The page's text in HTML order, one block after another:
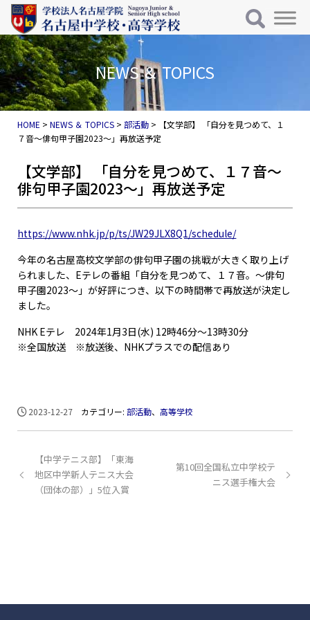
コンテンツへスキップ
メインナビゲーション
NEWS ＆ TOPICS
HOME >NEWS ＆ TOPICS >部活動 >
【文学部】 「自分を見つめて、１
７音～俳句甲子園2023～」再放送予定
【文学部】 「自分を見つめて、１７音～
俳句甲子園2023～」再放送予定
https://www.nhk.jp/p/ts/JW29JLX8Q1/schedule/
今年の名古屋高校文学部の俳句甲子園の挑戦が大きく取り上げ
られました、Eテレの番組「自分を見つめて、１７音。～俳句
甲子園2023～」が好評につき、以下の時間帯で再放送が決定し
ました。
NHK Eテレ 2024年1月3日(水) 12時46分～13時30分
※全国放送 ※放送後、NHKプラスでの配信あり
2023-12-27 カテゴリー:部活動、高等学校
【中学テニス部】「東海
地区中学新人テニス大会
（団体の部）」5位入賞
第10回全国私立中学校テ
ニス選手権大会